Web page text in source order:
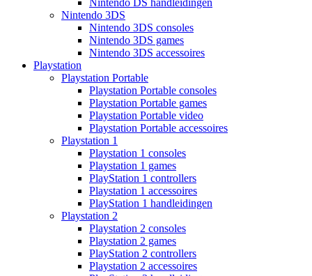
Nintendo DS handleidingen
Nintendo 3DS
Nintendo 3DS consoles
Nintendo 3DS games
Nintendo 3DS accessoires
Playstation
Playstation Portable
Playstation Portable consoles
Playstation Portable games
Playstation Portable video
Playstation Portable accessoires
Playstation 1
Playstation 1 consoles
Playstation 1 games
PlayStation 1 controllers
Playstation 1 accessoires
PlayStation 1 handleidingen
Playstation 2
Playstation 2 consoles
Playstation 2 games
PlayStation 2 controllers
Playstation 2 accessoires